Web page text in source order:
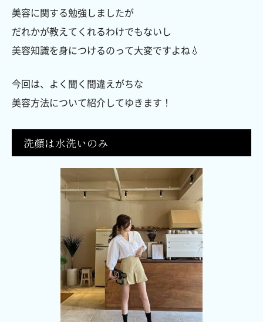
美容に関する勉強しましたが
だれかが教えてくれるわけでもないし
美容知識を身につけるのって大変ですよね💧
今回は、よく聞く間違えがちな
美容方法について紹介してゆきます！
洗顔は水洗いのみ